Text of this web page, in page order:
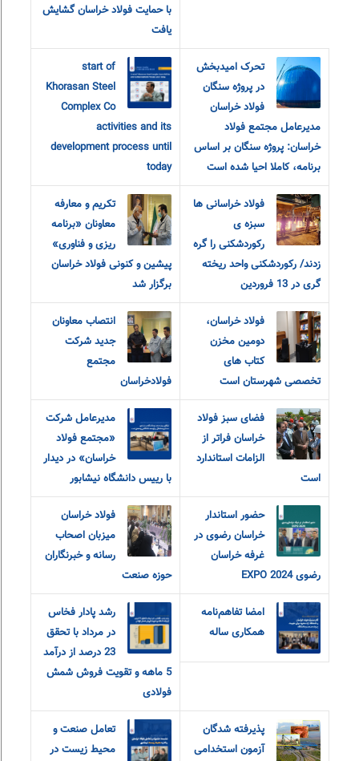
با حمایت فولاد خراسان گشایش
یافت
تحرک امیدبخش
در پروژه سنگان
فولاد خراسان
مدیرعامل مجتمع فولاد
خراسان: پروژه سنگان بر اساس
برنامه، کاملا احیا شده است
start of
Khorasan Steel
Complex Co
activities and its
development process until
today
فولاد خراسانی ها
سبزه ی
رکوردشکنی را گره
زدند/ رکوردشکنی واحد ریخته
گری در 13 فروردین
تکریم و معارفه
معاونان «برنامه
ریزی و فناوری»
پیشین و کنونی فولاد خراسان
برگزار شد
فولاد خراسان،
دومین مخزن
کتاب های
تخصصی شهرستان است
انتصاب معاونان
جدید شرکت
مجتمع
فولادخراسان
فضای سبز فولاد
خراسان فراتر از
الزامات استاندارد
است
مدیرعامل شرکت
«مجتمع فولاد
خراسان» در دیدار
با رییس دانشگاه نیشابور
حضور استاندار
خراسان رضوی در
غرفه خراسان
رضوی EXPO 2024
فولاد خراسان
میزبان اصحاب
رسانه و خبرنگاران
حوزه صنعت
امضا تفاهم‌نامه
همکاری ساله
رشد پادار فخاس
در مرداد با تحقق
23 درصد از درآمد
5 ماهه و تقویت فروش شمش
فولادی
پذیرفته شدگان
آزمون استخدامی
تعامل صنعت و
محیط زیست در